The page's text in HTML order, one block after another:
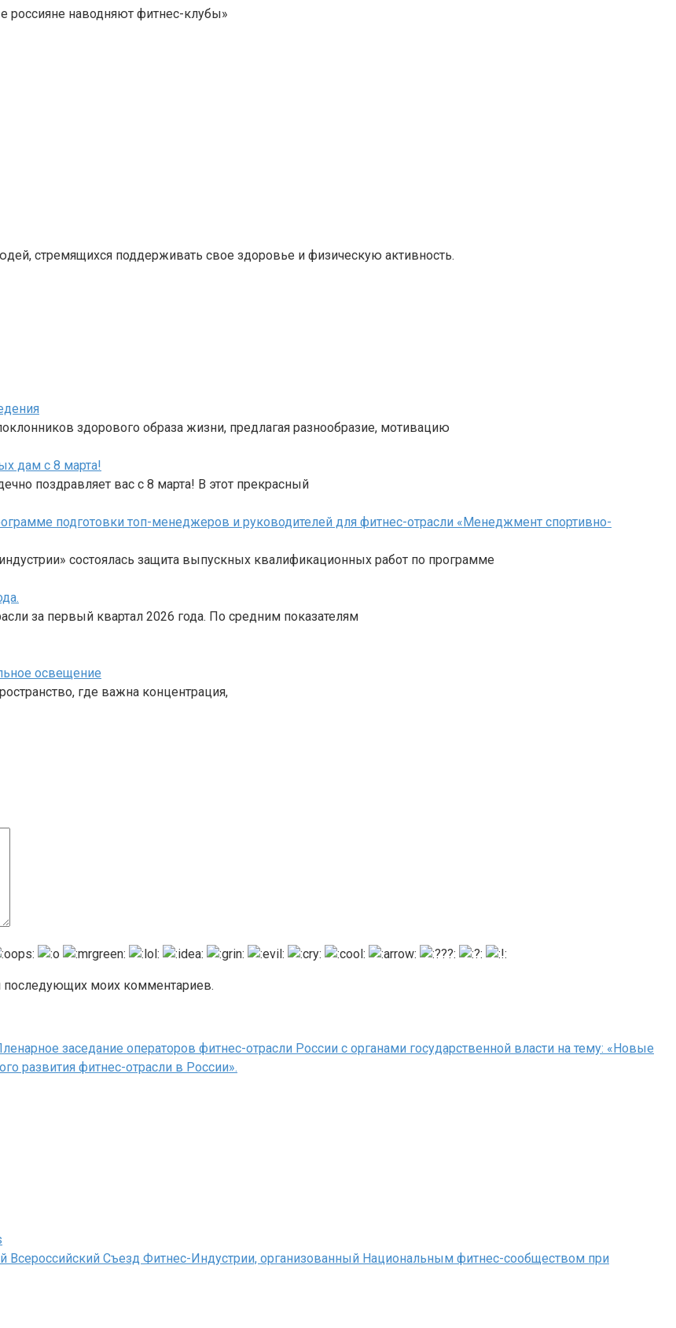
россияне наводняют фитнес-клубы»
стремящихся поддерживать свое здоровье и физическую активность.
здорового образа жизни, предлагая разнообразие, мотивацию
дам с 8 марта!
поздравляет вас с 8 марта! В этот прекрасный
подготовки топ-менеджеров и руководителей для фитнес-отрасли «Менеджмент спортивно-
состоялась защита выпускных квалификационных работ по программе
за первый квартал 2026 года. По средним показателям
освещение
где важна концентрация,
последующих моих комментариев.
заседание операторов фитнес-отрасли России с органами государственной власти на тему: «Новые
развития фитнес-отрасли в России».
Всероссийский Съезд Фитнес-Индустрии, организованный Национальным фитнес-сообществом при